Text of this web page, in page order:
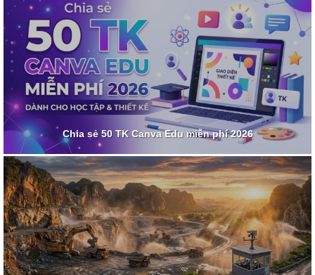
Chia sẻ 50 TK Canva Edu miễn phí 2026